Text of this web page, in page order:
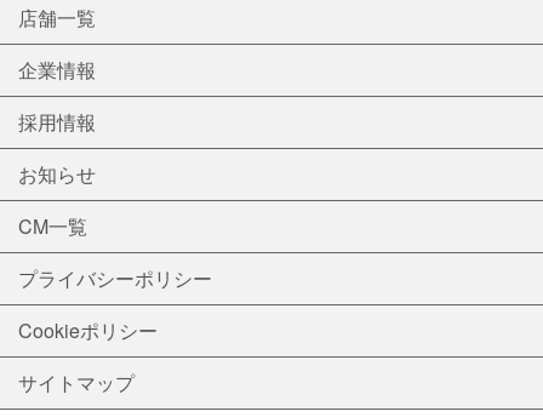
店舗一覧
企業情報
採用情報
お知らせ
CM一覧
プライバシーポリシー
Cookieポリシー
サイトマップ